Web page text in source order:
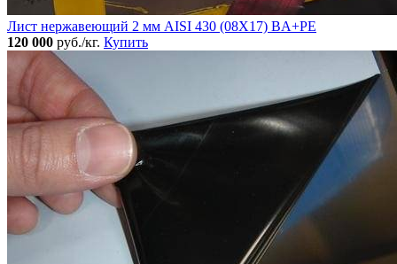
Лист нержавеющий 2 мм AISI 430 (08Х17) BA+PE
120 000 руб./кг. Купить